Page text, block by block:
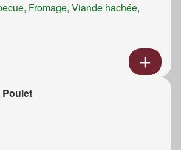
Fromage, Viande hachée,
Poulet